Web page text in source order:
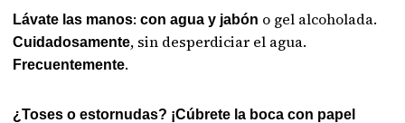
Lávate las manos:con agua y jabón o gel alcoholada.
Cuidadosamente, sin desperdiciar el agua.
Frecuentemente.
¿Toses o estornudas? ¡Cúbrete la boca con papel